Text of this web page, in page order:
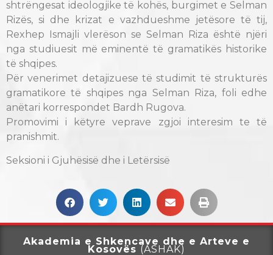
shtrëngesat ideologjike të kohës, burgimet e Selman
Rizës, si dhe krizat e vazhdueshme jetësore të tij,
Rexhep Ismajli vlerëson se Selman Riza është njëri
nga studiuesit më eminentë të gramatikës historike
të shqipes.
Për venerimet detajizuese të studimit të strukturës
gramatikore të shqipes nga Selman Riza, foli edhe
anëtari korrespondet Bardh Rugova.
Promovimi i këtyre veprave zgjoi interesim te të
pranishmit.
Seksioni i Gjuhësisë dhe i Letërsisë
Akademia e Shkencave dhe e Arteve e
Kosovës (ASHAK)